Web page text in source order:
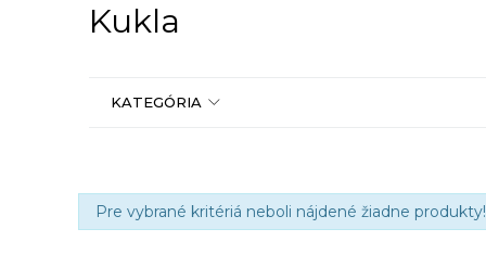
Kukla
KATEGÓRIA
Pre vybrané kritériá neboli nájdené žiadne produkty!